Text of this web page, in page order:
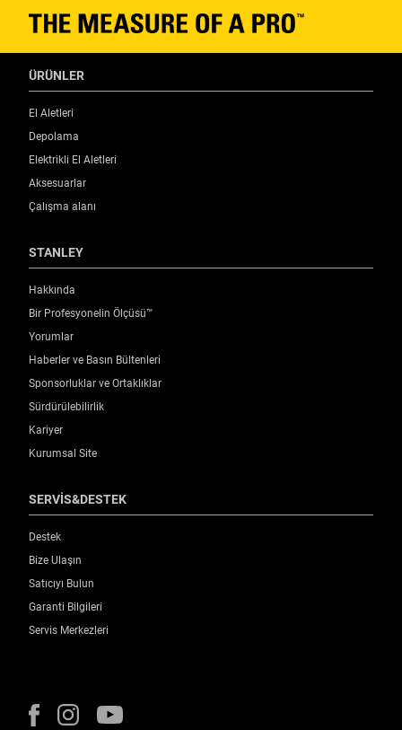
ÜRÜNLER
El Aletleri
Depolama
Elektrikli El Aletleri
Aksesuarlar
Çalışma alanı
STANLEY
Hakkında
Bir Profesyonelin Ölçüsü™
Yorumlar
Haberler ve Basın Bültenleri
Sponsorluklar ve Ortaklıklar
Sürdürülebilirlik
Kariyer
Kurumsal Site
SERVİS&DESTEK
Destek
Bize Ulaşın
Satıcıyı Bulun
Garanti Bilgileri
Servis Merkezleri